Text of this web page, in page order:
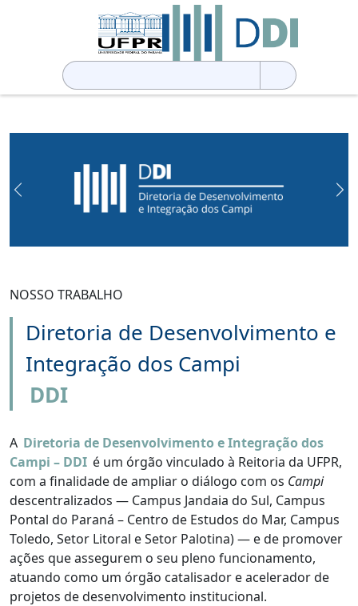
Pesquisar
por:
Previous
NOSSO TRABALHO
Diretoria de Desenvolvimento e
Integração dos Campi
DDI
A Diretoria de Desenvolvimento e Integração dos
Campi – DDI é um órgão vinculado à Reitoria da UFPR,
com a finalidade de ampliar o diálogo com os Campi
descentralizados — Campus Jandaia do Sul, Campus
Pontal do Paraná – Centro de Estudos do Mar, Campus
Toledo, Setor Litoral e Setor Palotina) — e de promover
ações que assegurem o seu pleno funcionamento,
atuando como um órgão catalisador e acelerador de
projetos de desenvolvimento institucional.